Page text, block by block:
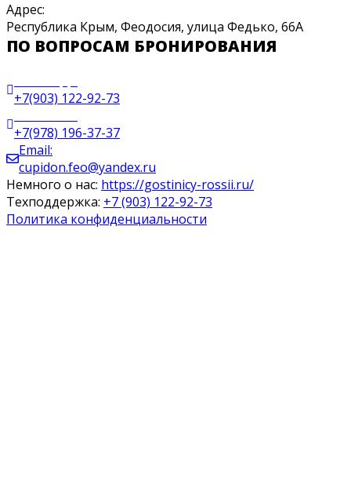
Адрес:
Республика Крым, Феодосия, улица Федько, 66А
ПО ВОПРОСАМ БРОНИРОВАНИЯ
+7(903) 122-92-73
+7(978) 196-37-37
Email:
cupidon.feo@yandex.ru
Немного о нас: https://gostinicy-rossii.ru/
Техподдержка: +7 (903) 122-92-73
Политика конфиденциальности